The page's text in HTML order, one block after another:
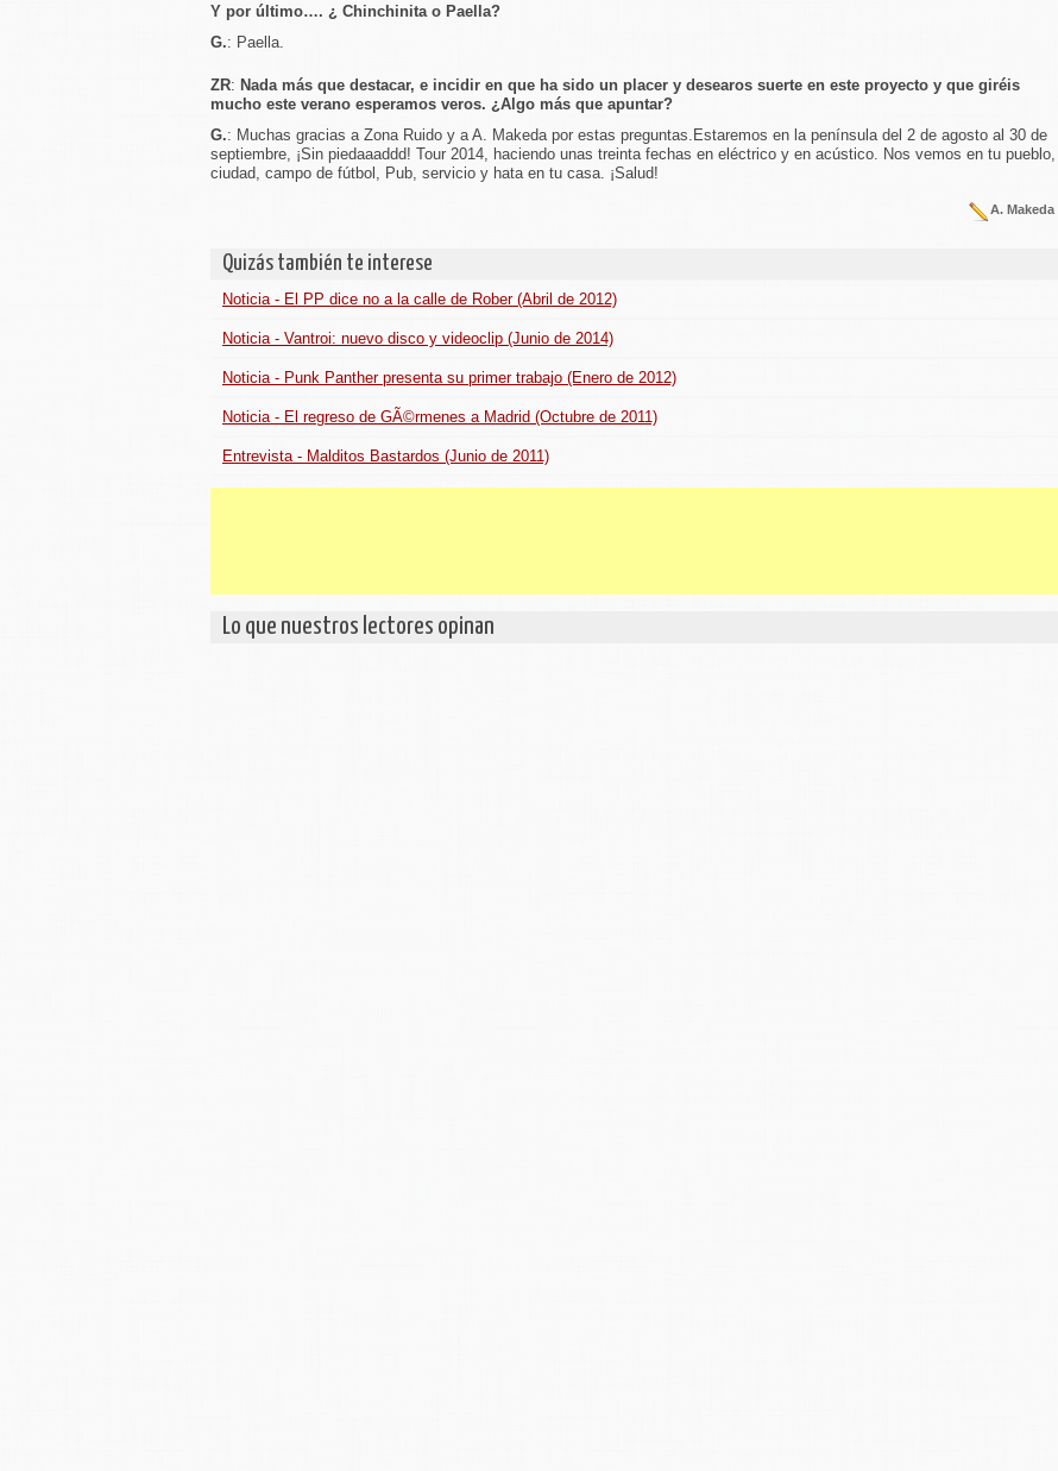
Y por último…. ¿ Chinchinita o Paella?
G.: Paella.
ZR: Nada más que destacar, e incidir en que ha sido un placer y desearos suerte en este proyecto y que giréis
mucho este verano esperamos veros. ¿Algo más que apuntar?
G.: Muchas gracias a Zona Ruido y a A. Makeda por estas preguntas.Estaremos en la península del 2 de agosto al 30 de
septiembre, ¡Sin piedaaaddd! Tour 2014, haciendo unas treinta fechas en eléctrico y en acústico. Nos vemos en tu pueblo,
ciudad, campo de fútbol, Pub, servicio y hata en tu casa. ¡Salud!
A. Makeda
Quizás también te interese
Noticia - El PP dice no a la calle de Rober (Abril de 2012)
Noticia - Vantroi: nuevo disco y videoclip (Junio de 2014)
Noticia - Punk Panther presenta su primer trabajo (Enero de 2012)
Noticia - El regreso de GÃ©rmenes a Madrid (Octubre de 2011)
Entrevista - Malditos Bastardos (Junio de 2011)
Lo que nuestros lectores opinan